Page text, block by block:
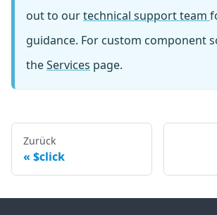
out to ourtechnical support team
guidance. For custom component
theServices page.
Zurück
$click